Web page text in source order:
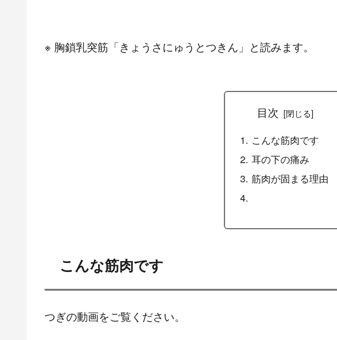
※ 胸鎖乳突筋「きょうさにゅうとつきん」と読みます。
目次
こんな筋肉です
耳の下の痛み
筋肉が固まる理由
こんな筋肉です
つぎの動画をご覧ください。